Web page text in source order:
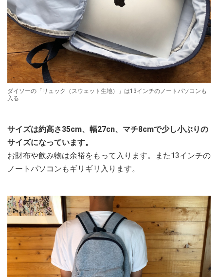
ダイソーの「リュック（スウェット生地）」は13インチのノートパソコンも
入る
サイズは約高さ35cm、幅27cn、マチ8cmで少し小ぶりの
サイズになっています。
お財布や飲み物は余裕をもって入ります。また13インチの
ノートパソコンもギリギリ入ります。